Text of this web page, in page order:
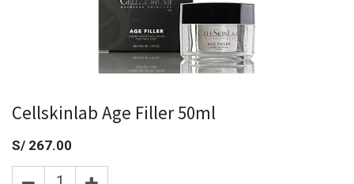
Cellskinlab Age Filler 50ml
S/ 267.00